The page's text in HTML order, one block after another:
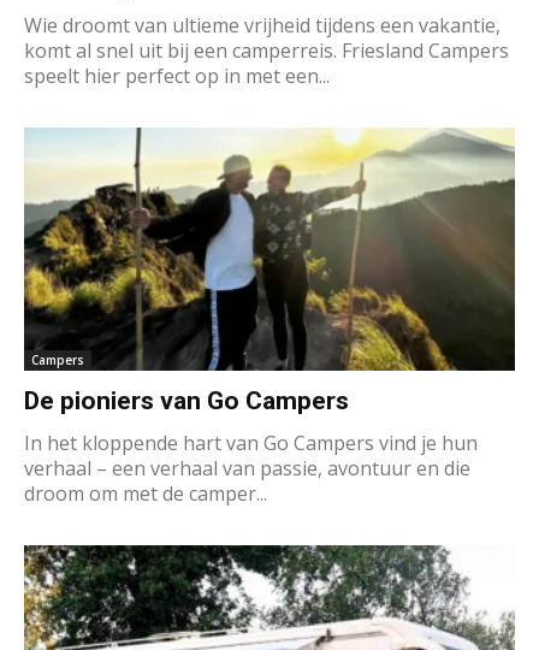
Wie droomt van ultieme vrijheid tijdens een vakantie,
komt al snel uit bij een camperreis. Friesland Campers
speelt hier perfect op in met een...
Campers
De pioniers van Go Campers
In het kloppende hart van Go Campers vind je hun
verhaal – een verhaal van passie, avontuur en die
droom om met de camper...